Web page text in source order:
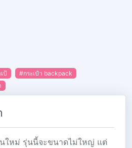
ป้
#กระเป๋า backpack
นใหม่ รุ่นนี้จะขนาดไม่ใหญ่ แต่